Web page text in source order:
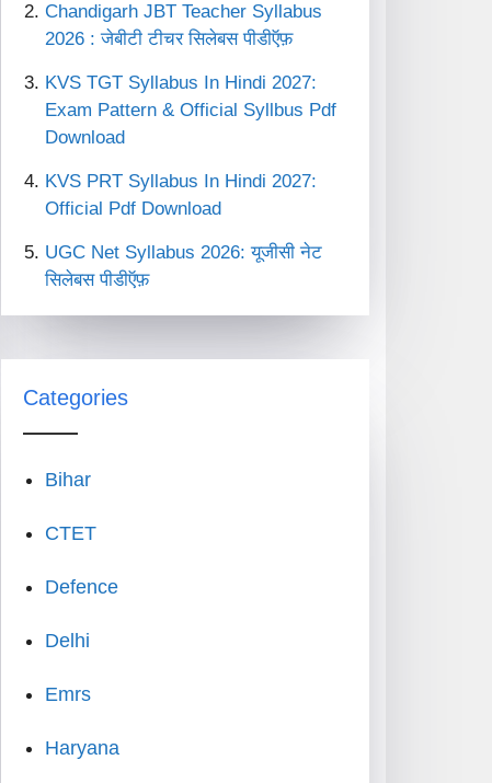
Chandigarh JBT Teacher Syllabus
2026 : जेबीटी टीचर सिलेबस पीडीऍफ़
KVS TGT Syllabus In Hindi 2027:
Exam Pattern & Official Syllbus Pdf
Download
KVS PRT Syllabus In Hindi 2027:
Official Pdf Download
UGC Net Syllabus 2026: यूजीसी नेट
सिलेबस पीडीऍफ़
Categories
Bihar
CTET
Defence
Delhi
Emrs
Haryana